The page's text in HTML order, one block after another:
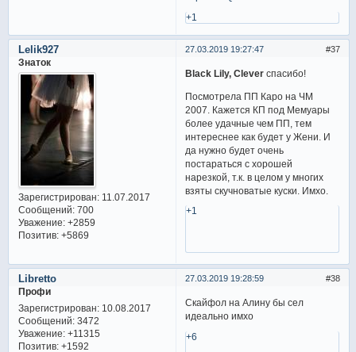
+1
37
27.03.2019 19:27:47
Lelik927
Знаток
Зарегистрирован: 11.07.2017
Сообщений:700
Уважение: +2859
Позитив: +5869
Black Lily, Clever спасибо!
Посмотрела ПП Каро на ЧМ
2007. Кажется КП под Мемуары
более удачные чем ПП, тем
интереснее как будет у Жени. И
да нужно будет очень
постараться с хорошей
нарезкой, т.к. в целом у многих
взяты скучноватые куски. Имхо.
+1
38
27.03.2019 19:28:59
Libretto
Профи
Зарегистрирован: 10.08.2017
Сообщений:3472
Уважение: +11315
Позитив: +1592
Скайфол на Алину бы сел
идеально имхо
+6